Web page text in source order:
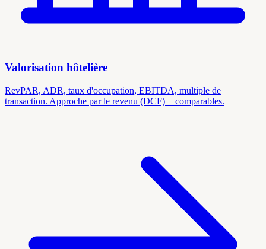
Valorisation hôtelière
RevPAR, ADR, taux d'occupation, EBITDA, multiple de
transaction. Approche par le revenu (DCF) + comparables.